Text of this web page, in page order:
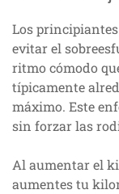
Los
evitar el
ritmo cómodo
típicamente
máximo. Este
sin forzar las
Al aumentar el
aumentes tu